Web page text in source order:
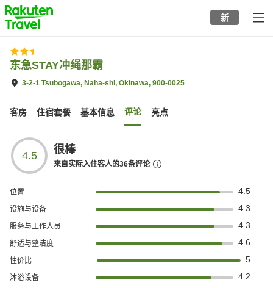
to
top
page
新
东急STAY冲绳那霸
3-2-1 Tsubogawa, Naha-shi, Okinawa, 900-0025
客房 住宿套餐 基本信息 评论 亮点
4.5 很棒
来自实际入住客人的36条评论
位置 4.5
设施与设备 4.3
服务与工作人员 4.3
舒适与整洁度 4.6
性价比 5
沐浴设备 4.2